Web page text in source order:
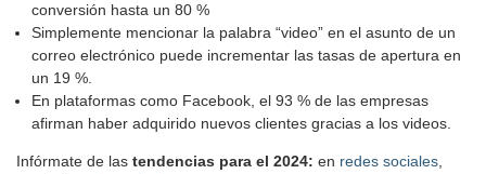
conversión hasta un 80 %
Simplemente mencionar la palabra “video” en el asunto de un
correo electrónico puede incrementar las tasas de apertura en
un 19 %.
En plataformas como Facebook, el 93 % de las empresas
afirman haber adquirido nuevos clientes gracias a los videos.
Infórmate de las tendencias para el 2024: en redes sociales,